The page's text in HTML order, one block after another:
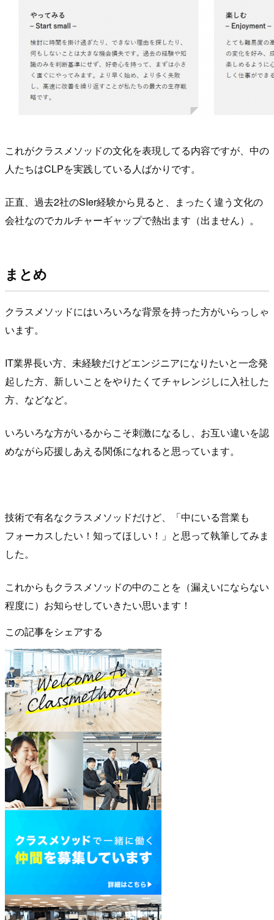
これがクラスメソッドの文化を表現してる内容ですが、中の
人たちはCLPを実践している人ばかりです。
正直、過去2社のSIer経験から見ると、まったく違う文化の
会社なのでカルチャーギャップで熱出ます（出ません）。
まとめ
クラスメソッドにはいろいろな背景を持った方がいらっしゃ
います。
IT業界長い方、未経験だけどエンジニアになりたいと一念発
起した方、新しいことをやりたくてチャレンジしに入社した
方、などなど。
いろいろな方がいるからこそ刺激になるし、お互い違いを認
めながら応援しあえる関係になれると思っています。
技術で有名なクラスメソッドだけど、「中にいる営業も
フォーカスしたい！知ってほしい！」と思って執筆してみま
した。
これからもクラスメソッドの中のことを（漏えいにならない
程度に）お知らせしていきたい思います！
この記事をシェアする